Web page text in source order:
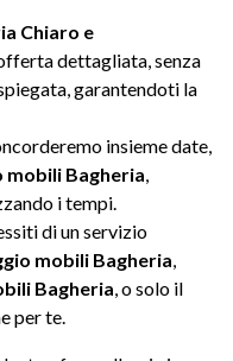
Chiaro e
dettagliata, senza
garantendoti la
insieme date,
Bagheria,
i tempi.
di un servizio
mobili Bagheria,
Bagheria, o solo il
per te.